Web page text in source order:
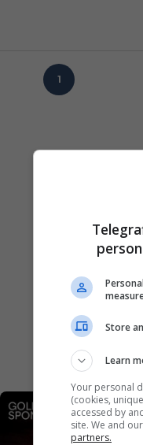
1
Store
Learn
Your personal
(cookies,
accessed by
site. We and
partners.